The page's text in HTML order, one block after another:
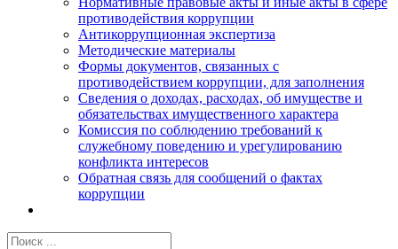
противодействия коррупции
Антикоррупционная экспертиза
Методические материалы
Формы документов, связанных с
противодействием коррупции, для заполнения
Сведения о доходах, расходах, об имуществе и
обязательствах имущественного характера
Комиссия по соблюдению требований к
служебному поведению и урегулированию
конфликта интересов
Обратная связь для сообщений о фактах
коррупции
Результат